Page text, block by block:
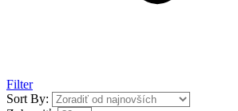
Filter
Sort By: